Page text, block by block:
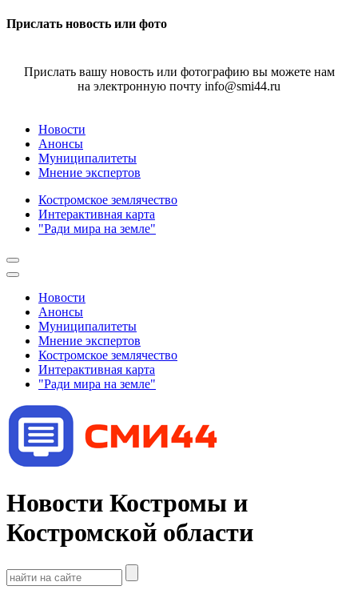
Прислать новость или фото
Прислать вашу новость или фотографию вы можете нам
на электронную почту info@smi44.ru
Новости
Анонсы
Муниципалитеты
Мнение экспертов
Костромское землячество
Интерактивная карта
"Ради мира на земле"
Новости
Анонсы
Муниципалитеты
Мнение экспертов
Костромское землячество
Интерактивная карта
"Ради мира на земле"
Новости Костромы и
Костромской области